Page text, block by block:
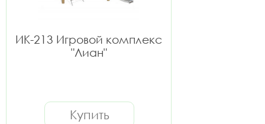
ИК-213 Игровой комплекс
"Лиан"
Купить